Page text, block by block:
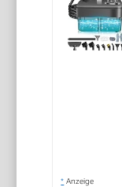
* Anzeige